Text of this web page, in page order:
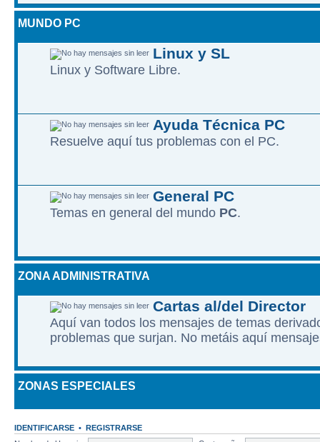
MUNDO PC
Linux y SL
Linux y Software Libre.
Ayuda Técnica PC
Resuelve aquí­ tus problemas con el PC.
General PC
Temas en general del mundo PC.
ZONA ADMINISTRATIVA
Cartas al/del Director
Aquí van todos los mensajes de temas
problemas que surjan. No metáis aquí
ZONAS ESPECIALES
IDENTIFICARSE • REGISTRARSE